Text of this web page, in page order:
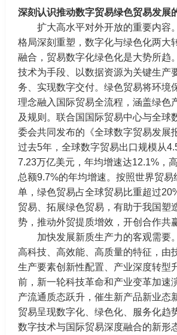
深刻认识推动数字贸易绿色贸易发展
扩大高水平对外开放的重要内容
格局深刻重塑，数字化与绿色化两大
融合，贸易数字化绿色化是大势所趋
技术为手段、以数据资源为关键生产
务、实现数字交付。绿色贸易将环境
理念融入国际贸易全流程，涵盖绿色
及规则。联合国国际贸易中心与全球
委会共同发布的《全球数字贸易发展
过去5年，全球数字贸易出口规模从
7.23万亿美元，年均增速达12.1%，
总额9.7%的年均增速。按照世界贸易
单，绿色贸易占全球贸易比重超过
贸易、拓展绿色贸易，有助于我国塑
势，推动外贸提质增效，开创合作共
加快发展新质生产力的客观需要
高科技、高效能、高质量的特征，由
生产要素创新性配置、产业深度转型
前，新一轮科技革命和产业变革加速
产流通质态跃升，催生新产品新业态
贸易呈现数字化、绿色化、服务化趋
数字技术与国际贸易深度融合的新形